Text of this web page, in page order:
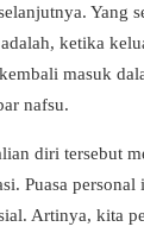
Yang
ketika
masuk
nafsu.
diri tersebut
Puasa personal
Artinya, kita